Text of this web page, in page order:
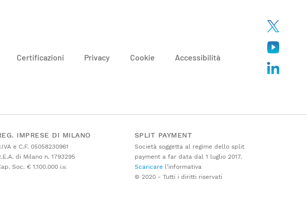
Certificazioni Privacy Cookie Accessibilità
IMPRESE DI MILANO
e C.F. 05058230961
di Milano n. 1793295
Soc. € 1.100.000 i.v.
SPLIT PAYMENT
Società soggetta al regime dello split
payment a far data dal 1 luglio 2017.
Scaricarel’informativa
© 2020 - Tutti i diritti riservati